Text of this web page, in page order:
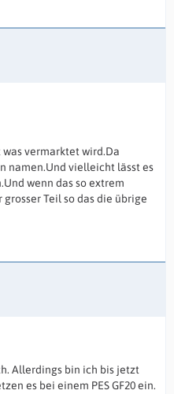
vermarktet wird.Da
namen.Und vielleicht lässt es
wenn das so extrem
Teil so das die übrige
Allerdings bin ich bis jetzt
es bei einem PES GF20 ein.